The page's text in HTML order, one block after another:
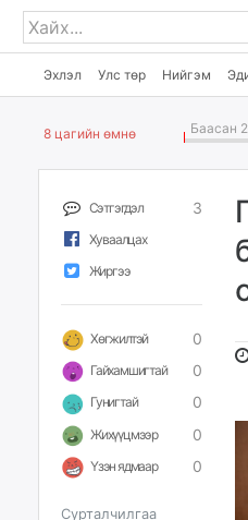
Эхлэл Улс төр Нийгэм
8 цагийн өмнө Баасан
Сэтгэгдэл 3
Хуваалцах
Жиргээ
Хөгжилтэй 0
Гайхамшигтай 0
Гунигтай 0
Жихүүцмээр 0
Үзэн ядмаар 0
Сурталчилгаа